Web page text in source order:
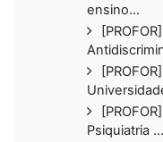
ensino...
Psiquiatria ...